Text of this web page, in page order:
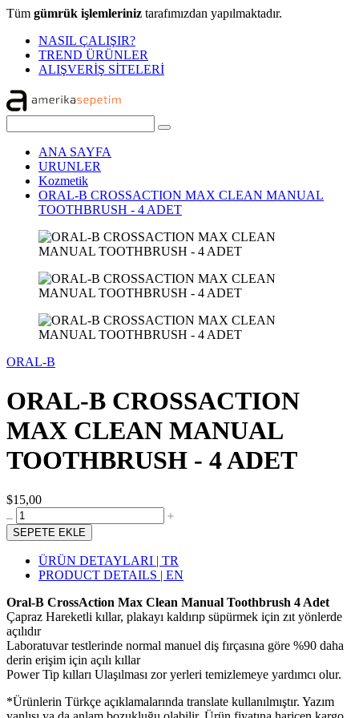
Tüm gümrük işlemleriniz tarafımızdan yapılmaktadır.
NASIL ÇALIŞIR?
TREND ÜRÜNLER
ALIŞVERİŞ SİTELERİ
ANA SAYFA
URUNLER
Kozmetik
ORAL-B CROSSACTION MAX CLEAN MANUAL
TOOTHBRUSH - 4 ADET
ORAL-B
ORAL-B CROSSACTION
MAX CLEAN MANUAL
TOOTHBRUSH - 4 ADET
$15,00
SEPETE EKLE
ÜRÜN DETAYLARI | TR
PRODUCT DETAILS | EN
Oral-B CrossAction Max Clean Manual Toothbrush 4 Adet
Çapraz Hareketli kıllar, plakayı kaldırıp süpürmek için zıt yönlerde
açılıdır
Laboratuvar testlerinde normal manuel diş fırçasına göre %90 daha
derin erişim için açılı kıllar
Power Tip kılları Ulaşılması zor yerleri temizlemeye yardımcı olur.
*Ürünlerin Türkçe açıklamalarında translate kullanılmıştır. Yazım